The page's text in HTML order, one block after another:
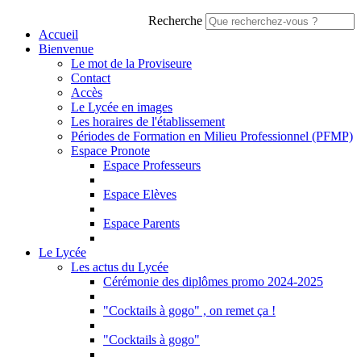
Recherche
Accueil
Bienvenue
Le mot de la Proviseure
Contact
Accès
Le Lycée en images
Les horaires de l'établissement
Périodes de Formation en Milieu Professionnel (PFMP)
Espace Pronote
Espace Professeurs
Espace Elèves
Espace Parents
Le Lycée
Les actus du Lycée
Cérémonie des diplômes promo 2024-2025
"Cocktails à gogo" , on remet ça !
"Cocktails à gogo"